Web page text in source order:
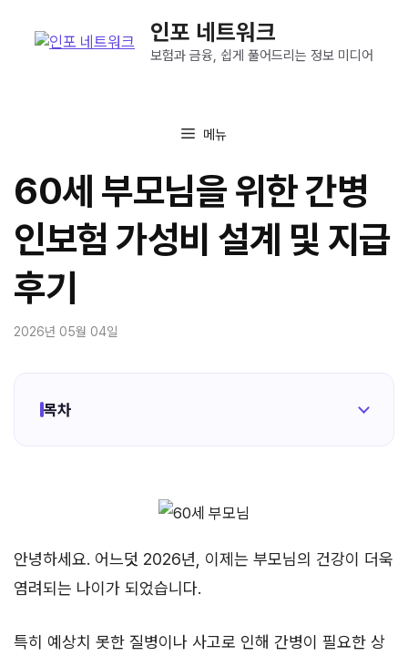
인포 네트워크
보험과 금융, 쉽게 풀어드리는 정보 미디어
메뉴
60세 부모님을 위한 간병
인보험 가성비 설계 및 지급
후기
2026년 05월 04일
목차
안녕하세요. 어느덧 2026년, 이제는 부모님의 건강이 더욱
염려되는 나이가 되었습니다.
특히 예상치 못한 질병이나 사고로 인해 간병이 필요한 상